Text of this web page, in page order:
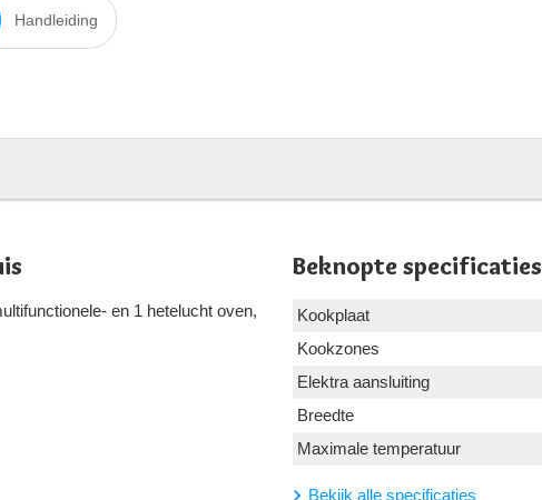
Handleiding
en 1 hetelucht oven,
Beknopte specificaties
Kookplaat
Kookzones
Elektra aansluiting
Breedte
Maximale temperatuur
Bekijk alle specificaties